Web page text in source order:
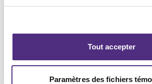
Tout accepter
Paramètres des fichiers
Yannick Bourassa-
CPA, MBA, PAIR, SAI